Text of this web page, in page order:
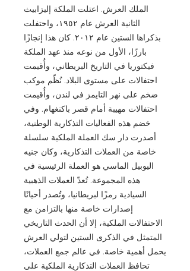
الملك العرش. اعتلت الملكة إليزابيث
الثانية العرش عام ١٩٥٢، واحتفلت
بذكراها الستين عام ٢٠١٢. كان هذا إنجازًا
بارزًا، الأول من نوعه منذ عهد الملكة
فيكتوريا في التاريخ البريطاني، وأُقيمت
احتفالات على مستوى البلاد. نُظّم موكب
ضخم على نهر التايمز في لندن، وأُقيمت
احتفالات مهيبة أمام قصر باكنغهام. وفي
خضم هذه الفعاليات التذكارية الوطنية،
أصدرت دار سك العملة الملكية سلسلة
خاصة من العملات التذكارية، وكان جنيه
اليوبيل الماسي هو العملة الرئيسية في
هذه المجموعة. تُعدّ العملات الذهبية
السيادية رمزًا لبريطانيا، وتُصدر أحيانًا
إصدارات خاصة منها بالتزامن مع
الاحتفالات الملكية، إلا أن الحدث التاريخي
المتمثل في الذكرى الستين لتولي العرش
يحمل أهمية خاصة. في عالم جمع العملات،
تحافظ العملات التذكارية الملكية على